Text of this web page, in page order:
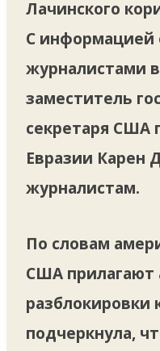
Лачинского
С информацией
журналистами
заместитель
секретаря США
Евразии Карен
журналистам.
По словам
США прилагают
разблокировки
подчеркнула,